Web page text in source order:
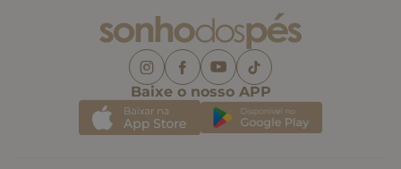
Baixe o nosso APP